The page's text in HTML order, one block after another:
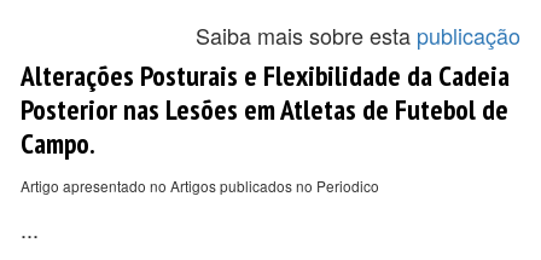
Saiba mais sobre esta publicação
Alterações Posturais e Flexibilidade da Cadeia
Posterior nas Lesões em Atletas de Futebol de
Campo.
Artigo apresentado no Artigos publicados no Periodico
...